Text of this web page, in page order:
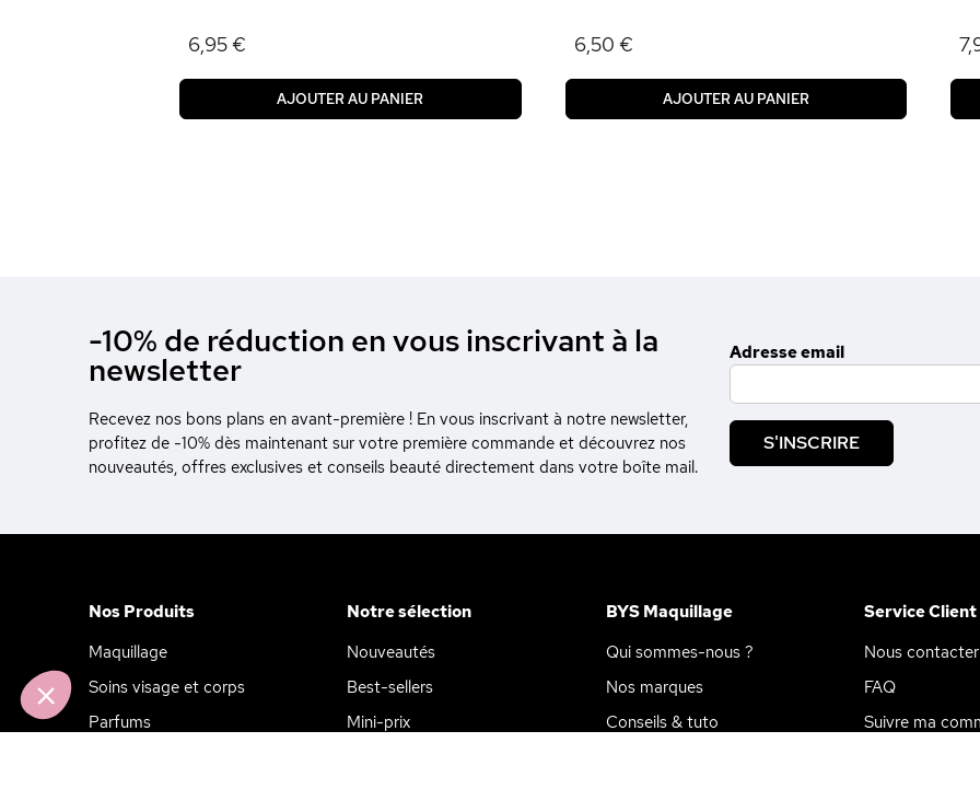
6,95 €
AJOUTER AU PANIER
6,50 €
AJOUTER AU PANIER
-10% de réduction en vous inscrivant à la
newsletter
Recevez nos bons plans en avant-première ! En vous inscrivant à notre newsletter,
profitez de -10% dès maintenant sur votre première commande et découvrez nos
nouveautés, offres exclusives et conseils beauté directement dans votre boîte mail.
Adresse email
S'INSCRIRE
Nos Produits
Maquillage
Soins visage et corps
Parfums
Notre sélection
Nouveautés
Best-sellers
Mini-prix
BYS Maquillage
Qui sommes-nous ?
Nos marques
Conseils & tuto
Service Client
Nous contacter
FAQ
Suivre ma
le contenu de ce site vous intéresse
on aimerait bien vous
visite... Les données personnelles
Axeptio consent
Plateforme de Gestion du Consentement : Personnalisez vos Options
Notre plateforme vous permet d'adapter et de gérer vos paramètres de confidentialité, en garantissant la conformité avec les